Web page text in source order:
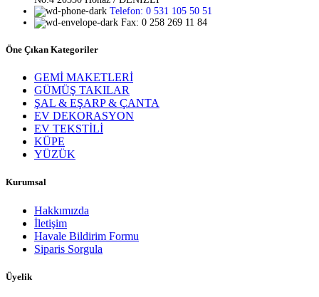
Telefon: 0 531 105 50 51
Fax: 0 258 269 11 84
Öne Çıkan Kategoriler
GEMİ MAKETLERİ
GÜMÜŞ TAKILAR
ŞAL & EŞARP & ÇANTA
EV DEKORASYON
EV TEKSTİLİ
KÜPE
YÜZÜK
Kurumsal
Hakkımızda
İletişim
Havale Bildirim Formu
Siparis Sorgula
Üyelik